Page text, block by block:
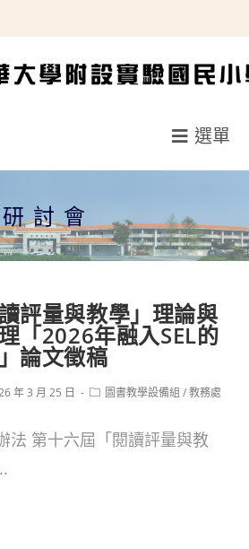
選單
研討會
評量與教學」理論與
「2026年融入SEL的
論文徵稿
年 3 月 25 日
Post圖書教學設備組 /教務處
法 第十六屆「閱讀評量與教